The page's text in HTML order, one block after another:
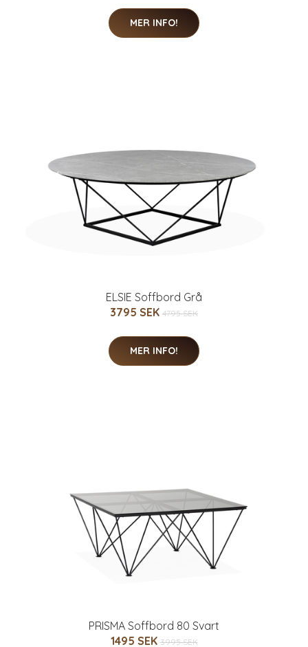
MER INFO!
ELSIE Soffbord Grå
3795 SEK 4795 SEK
MER INFO!
PRISMA Soffbord 80 Svart
1495 SEK 3995 SEK